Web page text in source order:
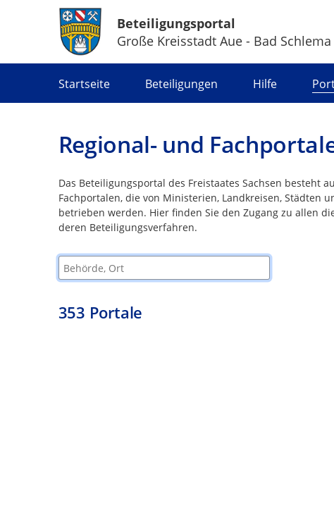
Beteiligungsportal
Große Kreisstadt Aue - Bad Schlema
Startseite Beteiligungen Hilfe
Regional- und
Das Beteiligungsportal des Freistaates Sachsen besteht
Fachportalen, die von Ministerien, Landkreisen, Städten
betrieben werden. Hier finden Sie den Zugang zu allen
deren Beteiligungsverfahren.
Behörde, Ort
353 Portale